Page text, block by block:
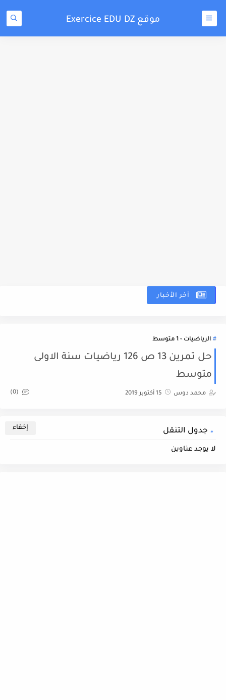
موقع Exercice EDU DZ
أخر الأخبار
الرياضيات - 1 متوسط
حل تمرين 13 ص 126 رياضيات سنة الاولى
متوسط
محمد دوس 15 أكتوبر 2019 (0)
جدول التنقل
لا يوجد عناوين